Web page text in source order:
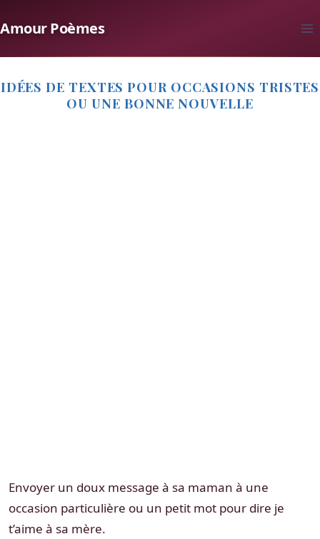
au
Amour Poèmes
IDÉES DE TEXTES POUR OCCASIONS TRISTES
OU UNE BONNE NOUVELLE
Envoyer un doux message à sa maman à une
occasion particulière ou un petit mot pour dire je
t’aime à sa mère.